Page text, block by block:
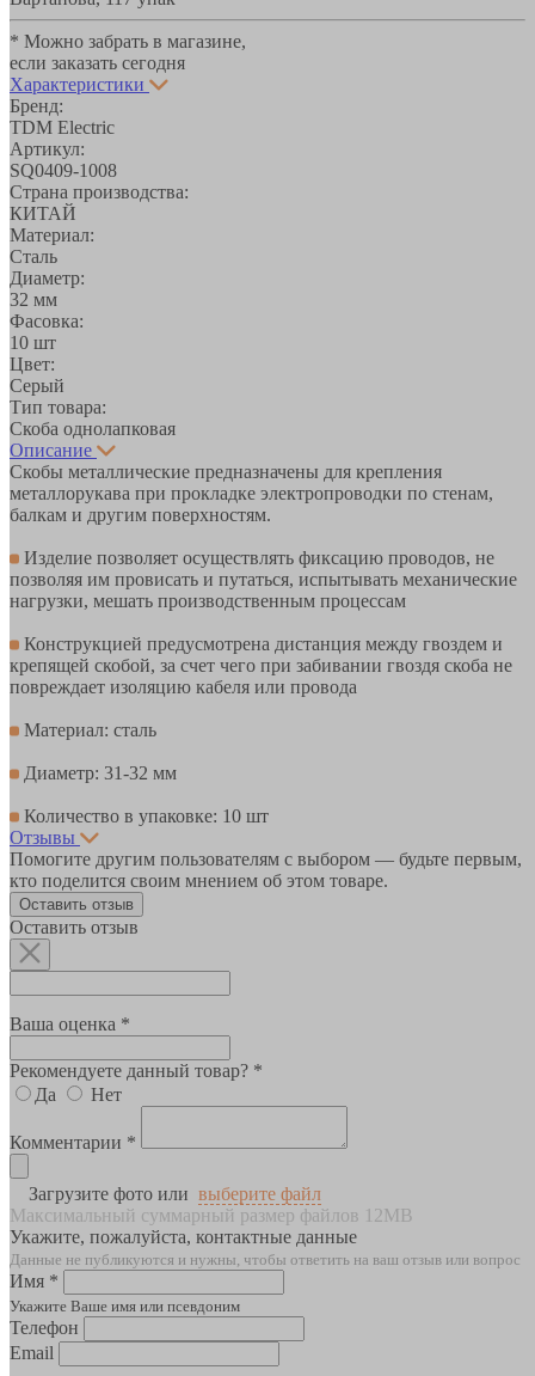
* Можно забрать в магазине,
если заказать сегодня
Характеристики
Бренд:
TDM Electric
Артикул:
SQ0409-1008
Страна производства:
КИТАЙ
Материал:
Сталь
Диаметр:
32 мм
Фасовка:
10 шт
Цвет:
Серый
Тип товара:
Скоба однолапковая
Описание
Скобы металлические предназначены для крепления
металлорукава при прокладке электропроводки по стенам,
балкам и другим поверхностям.
Изделие позволяет осуществлять фиксацию проводов, не
позволяя им провисать и путаться, испытывать механические
нагрузки, мешать производственным процессам
Конструкцией предусмотрена дистанция между гвоздем и
крепящей скобой, за счет чего при забивании гвоздя скоба не
повреждает изоляцию кабеля или провода
Материал: сталь
Диаметр: 31-32 мм
Количество в упаковке: 10 шт
Отзывы
Помогите другим пользователям с выбором — будьте первым,
кто поделится своим мнением об этом товаре.
Оставить отзыв
Оставить отзыв
Ваша оценка *
Рекомендуете данный товар? *
Да
Нет
Комментарии *
Загрузите фото или выберите файл
Максимальный суммарный размер файлов 12MB
Укажите, пожалуйста, контактные данные
Данные не публикуются и нужны, чтобы ответить на ваш отзыв или вопрос
Имя *
Укажите Ваше имя или псевдоним
Телефон
Email